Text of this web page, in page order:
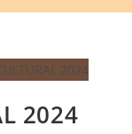
2024